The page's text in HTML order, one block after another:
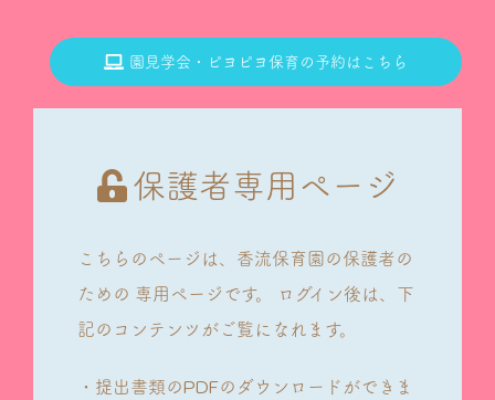
園見学会・ピヨピヨ保育の予約はこちら
保護者専用ページ
こちらのページは、香流保育園の保護者の
ための 専用ページです。
ログイン後は、下
記のコンテンツがご覧になれます。
・提出書類のPDFのダウンロードができま